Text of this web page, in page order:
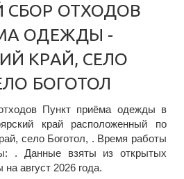
СБОР ОТХОДОВ
ОДЕЖДЫ -
КРАЙ, СЕЛО
БОГОТОЛ
Пункт приёма одежды в
край расположенный по
село Боготол, . Время работы
. Данные взяты из открытых
август 2026 года.